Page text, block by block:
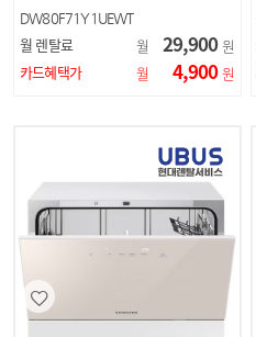
DW80F71Y1UEWT
월 렌탈료 월 29,900 원
카드혜택가
월 4,900 원